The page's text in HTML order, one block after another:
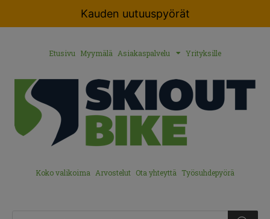
Kauden uutuuspyörät
Etusivu Myymälä Asiakaspalvelu Yrityksille
Koko valikoima Arvostelut Ota yhteyttä Työsuhdepyörä